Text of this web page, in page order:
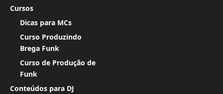
Cursos
Dicas para MCs
Curso Produzindo
Brega Funk
Curso de Produção de
Funk
Conteúdos para DJ